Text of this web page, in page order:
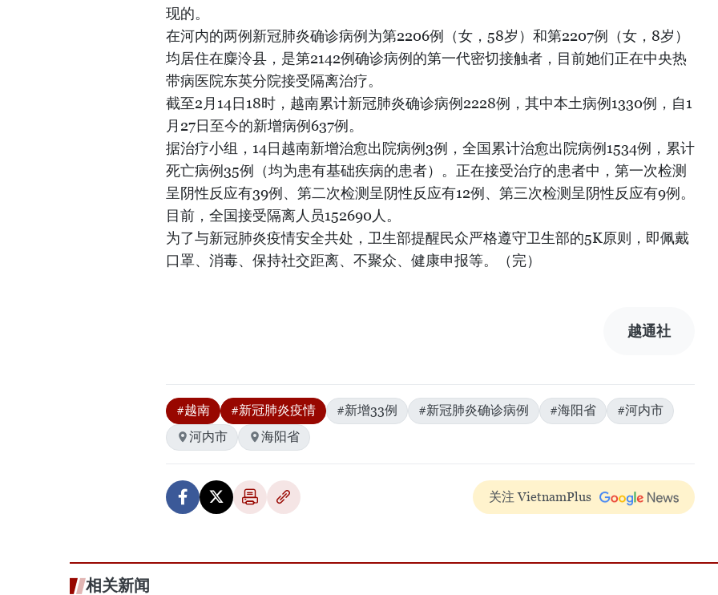
现的。
在河内的两例新冠肺炎确诊病例为第2206例（女，58岁）和第2207例（女，8岁）
均居住在麋泠县，是第2142例确诊病例的第一代密切接触者，目前她们正在中央热
带病医院东英分院接受隔离治疗。
截至2月14日18时，越南累计新冠肺炎确诊病例2228例，其中本土病例1330例，自1
月27日至今的新增病例637例。
据治疗小组，14日越南新增治愈出院病例3例，全国累计治愈出院病例1534例，累计
死亡病例35例（均为患有基础疾病的患者）。正在接受治疗的患者中，第一次检测
呈阴性反应有39例、第二次检测呈阴性反应有12例、第三次检测呈阴性反应有9例。
目前，全国接受隔离人员152690人。
为了与新冠肺炎疫情安全共处，卫生部提醒民众严格遵守卫生部的5K原则，即佩戴
口罩、消毒、保持社交距离、不聚众、健康申报等。（完）
越通社
#越南 #新冠肺炎疫情 #新增33例 #新冠肺炎确诊病例 #海阳省
#河内市
河内市
海阳省
关注 VietnamPlus
相关新闻